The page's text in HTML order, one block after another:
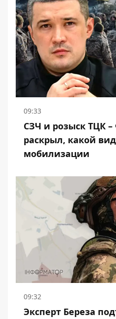
09:33
СЗЧ и розыск ТЦК
раскрыл, какой
мобилизации
09:32
Эксперт Береза